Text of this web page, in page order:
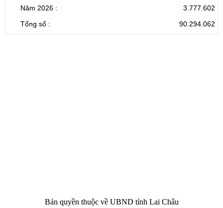
Năm 2026 :
3.777.602
Tổng số :
90.294.062
Bản quyền thuộc về UBND tỉnh Lai Châu